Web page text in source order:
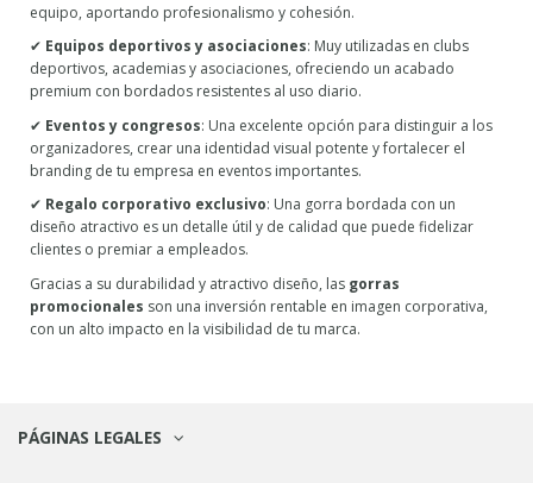
equipo, aportando profesionalismo y cohesión.
✔ Equipos deportivos y asociaciones: Muy utilizadas en clubs
deportivos, academias y asociaciones, ofreciendo un acabado
premium con bordados resistentes al uso diario.
✔ Eventos y congresos: Una excelente opción para distinguir a los
organizadores, crear una identidad visual potente y fortalecer el
branding de tu empresa en eventos importantes.
✔ Regalo corporativo exclusivo: Una gorra bordada con un
diseño atractivo es un detalle útil y de calidad que puede fidelizar
clientes o premiar a empleados.
Gracias a su durabilidad y atractivo diseño, las gorras
promocionales son una inversión rentable en imagen corporativa,
con un alto impacto en la visibilidad de tu marca.
PÁGINAS LEGALES